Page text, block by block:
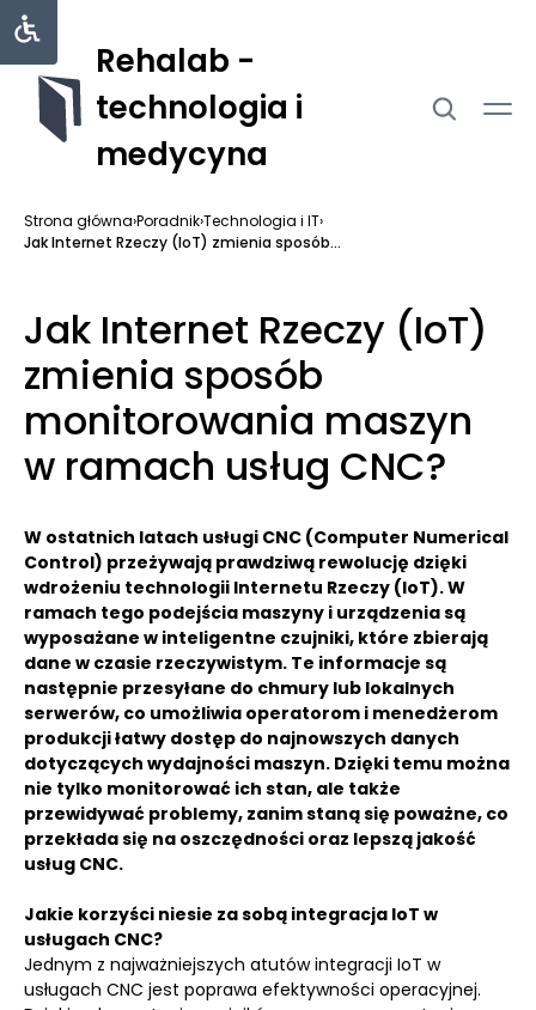
Rehalab -
technologia i
medycyna
Strona główna›Poradnik›Technologia i IT›
Jak Internet Rzeczy (IoT) zmienia sposób...
Jak Internet Rzeczy (IoT)
zmienia sposób
monitorowania maszyn
w ramach usług CNC?
W ostatnich latach usługi CNC (Computer Numerical
Control) przeżywają prawdziwą rewolucję dzięki
wdrożeniu technologii Internetu Rzeczy (IoT). W
ramach tego podejścia maszyny i urządzenia są
wyposażane w inteligentne czujniki, które zbierają
dane w czasie rzeczywistym. Te informacje są
następnie przesyłane do chmury lub lokalnych
serwerów, co umożliwia operatorom i menedżerom
produkcji łatwy dostęp do najnowszych danych
dotyczących wydajności maszyn. Dzięki temu można
nie tylko monitorować ich stan, ale także
przewidywać problemy, zanim staną się poważne, co
przekłada się na oszczędności oraz lepszą jakość
usług CNC.
Jakie korzyści niesie za sobą integracja IoT w
usługach CNC?
Jednym z najważniejszych atutów integracji IoT w
usługach CNC jest poprawa efektywności operacyjnej.